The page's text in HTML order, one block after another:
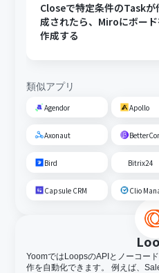
Closeで特定条件のTaskが
成されたら、Miroにボー
作成する
類似アプリ
Agendor Apollo
Axonaut
Bird Bitrix24
Capsule CRM Clio
YoomではLoopsのAPIとノーコー
作を自動化できます。 例えば、